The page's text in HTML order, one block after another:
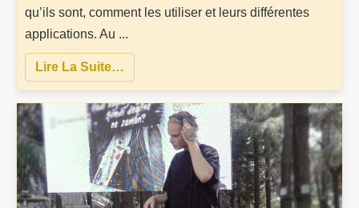
qu’ils sont, comment les utiliser et leurs différentes
applications. Au ...
Lire La Suite…